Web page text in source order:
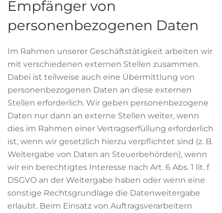
Empfänger von
personenbezogenen Daten
Im Rahmen unserer Geschäftstätigkeit arbeiten wir
mit verschiedenen externen Stellen zusammen.
Dabei ist teilweise auch eine Übermittlung von
personenbezogenen Daten an diese externen
Stellen erforderlich. Wir geben personenbezogene
Daten nur dann an externe Stellen weiter, wenn
dies im Rahmen einer Vertragserfüllung erforderlich
ist, wenn wir gesetzlich hierzu verpflichtet sind (z. B.
Weitergabe von Daten an Steuerbehörden), wenn
wir ein berechtigtes Interesse nach Art. 6 Abs. 1 lit. f
DSGVO an der Weitergabe haben oder wenn eine
sonstige Rechtsgrundlage die Datenweitergabe
erlaubt. Beim Einsatz von Auftragsverarbeitern